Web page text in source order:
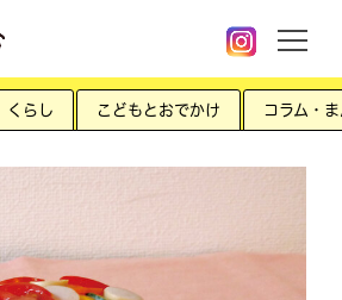
くらし こどもとおでかけ コラム・